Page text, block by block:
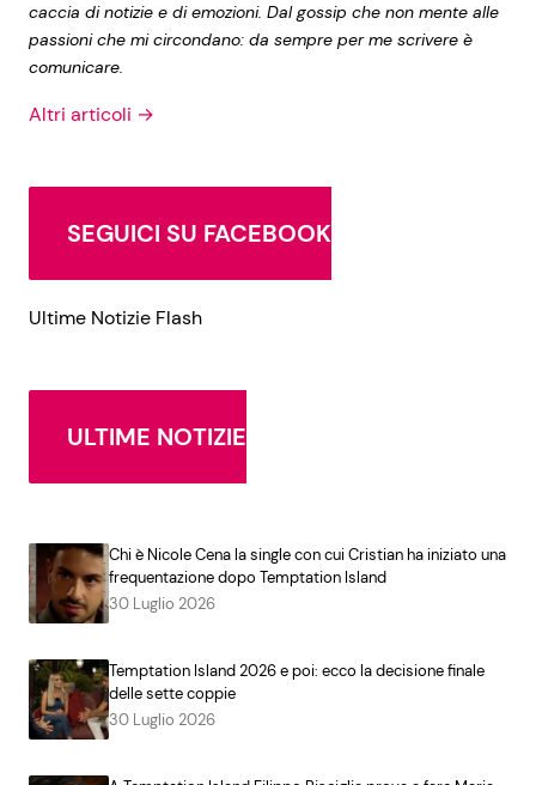
caccia di notizie e di emozioni. Dal gossip che non mente alle
passioni che mi circondano: da sempre per me scrivere è
comunicare.
Altri articoli →
SEGUICI SU FACEBOOK
Ultime Notizie Flash
ULTIME NOTIZIE
Chi è Nicole Cena la single con cui Cristian ha iniziato una
frequentazione dopo Temptation Island
30 Luglio 2026
Temptation Island 2026 e poi: ecco la decisione finale
delle sette coppie
30 Luglio 2026